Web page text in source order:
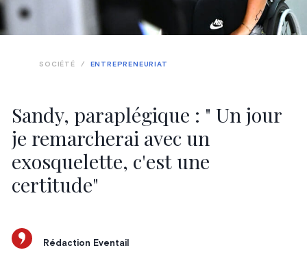
Sandy, paraplégique : " Un jour
je remarcherai avec un
exosquelette, c'est une
certitude"
SOCIÉTÉ / ENTREPRENEURIAT
Rédaction Eventail